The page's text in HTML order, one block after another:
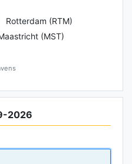
Rotterdam (RTM)
(MST)
2026